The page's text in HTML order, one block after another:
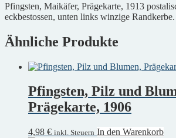
Pfingsten, Maikäfer, Prägekarte, 1913
eckbestossen, unten links winzige Randkerbe.
Ähnliche Produkte
Pfingsten, Pilz und
Prägekarte, 1906
4,98 € inkl. Steuern In den Warenkorb